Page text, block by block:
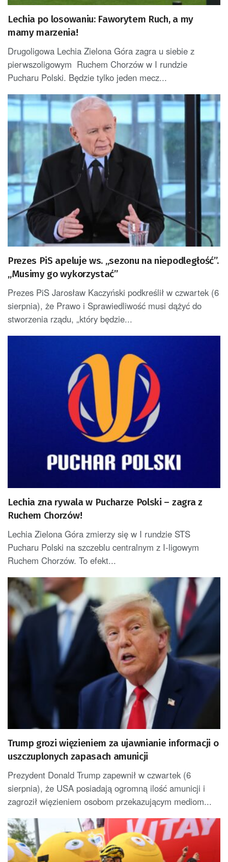
Lechia po losowaniu: Faworytem Ruch, a my
mamy marzenia!
Drugoligowa Lechia Zielona Góra zagra u siebie z
pierwszoligowym Ruchem Chorzów w I rundzie
Pucharu Polski. Będzie tylko jeden mecz...
Prezes PiS apeluje ws. „sezonu na niepodległość”.
„Musimy go wykorzystać”
Prezes PiS Jarosław Kaczyński podkreślił w czwartek (6
sierpnia), że Prawo i Sprawiedliwość musi dążyć do
stworzenia rządu, „który będzie...
Lechia zna rywala w Pucharze Polski – zagra z
Ruchem Chorzów!
Lechia Zielona Góra zmierzy się w I rundzie STS
Pucharu Polski na szczeblu centralnym z I-ligowym
Ruchem Chorzów. To efekt...
Trump grozi więzieniem za ujawnianie informacji o
uszczuplonych zapasach amunicji
Prezydent Donald Trump zapewnił w czwartek (6
sierpnia), że USA posiadają ogromną ilość amunicji i
zagroził więzieniem osobom przekazującym mediom...